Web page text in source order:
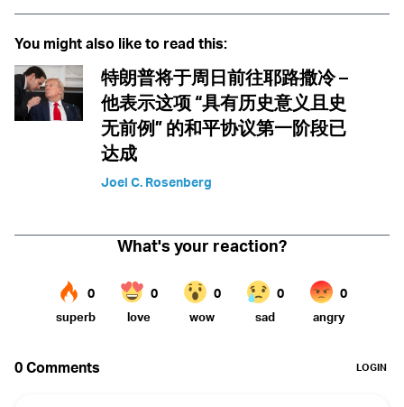
You might also like to read this:
特朗普将于周日前往耶路撒冷 –
他表示这项 “具有历史意义且史
无前例” 的和平协议第一阶段已
达成
Joel C. Rosenberg